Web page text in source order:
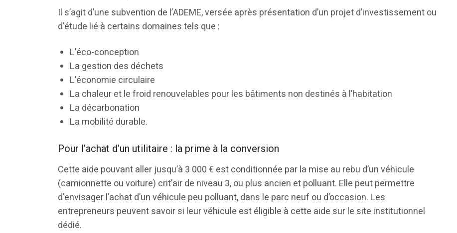
Il s’agit d’une subvention de l’ADEME, versée après présentation d’un projet d’investissement ou
d’étude lié à certains domaines tels que :
L’éco-conception
La gestion des déchets
L’économie circulaire
La chaleur et le froid renouvelables pour les bâtiments non destinés à l’habitation
La décarbonation
La mobilité durable.
Pour l’achat d’un utilitaire : la prime à la conversion
Cette aide pouvant aller jusqu’à 3 000 € est conditionnée par la mise au rebu d’un véhicule
(camionnette ou voiture) crit’air de niveau 3, ou plus ancien et polluant. Elle peut permettre
d’envisager l’achat d’un véhicule peu polluant, dans le parc neuf ou d’occasion. Les
entrepreneurs peuvent savoir si leur véhicule est éligible à cette aide sur le site institutionnel
dédié.